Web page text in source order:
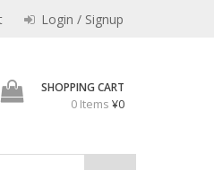
魔法使いのべし
Login / Signup
SHOPPING CART
0 Items ¥0